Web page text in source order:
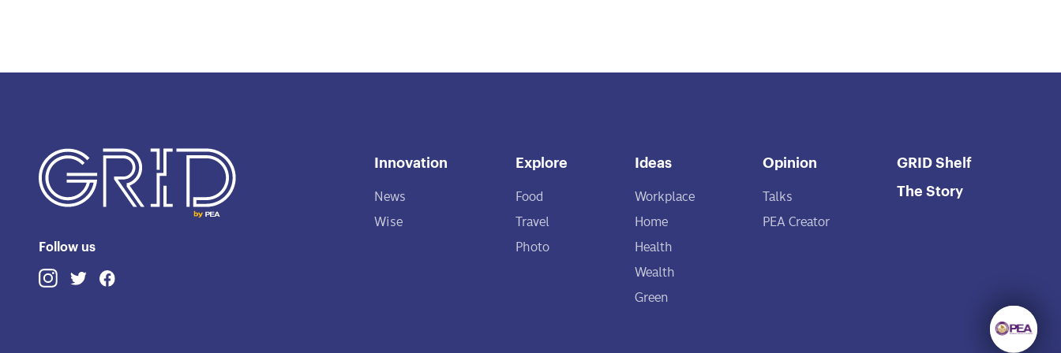
Follow us
Innovation
News
Wise
Explore
Food
Travel
Photo
Ideas
Workplace
Home
Health
Wealth
Green
Opinion
Talks
PEA Creator
GRID Shelf
The Story